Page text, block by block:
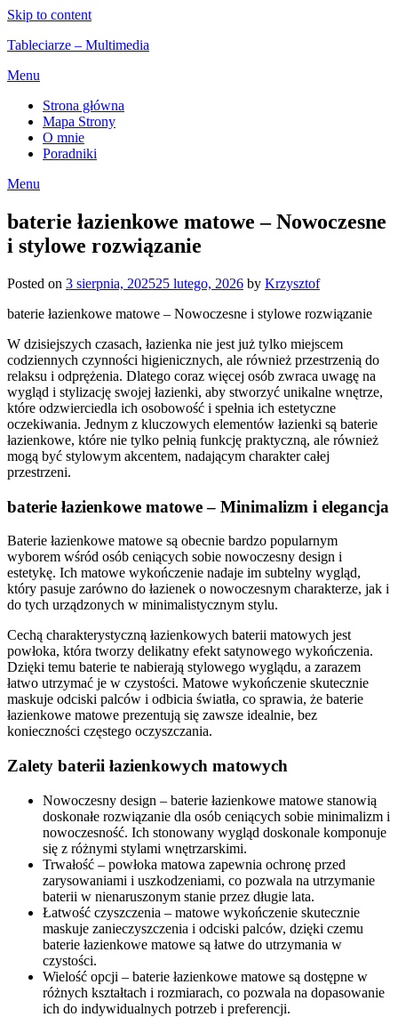
Skip to content
Tableciarze – Multimedia
Menu
Strona główna
Mapa Strony
O mnie
Poradniki
Menu
baterie łazienkowe matowe – Nowoczesne
i stylowe rozwiązanie
Posted on 3 sierpnia, 202525 lutego, 2026 by Krzysztof
baterie łazienkowe matowe – Nowoczesne i stylowe rozwiązanie
W dzisiejszych czasach, łazienka nie jest już tylko miejscem
codziennych czynności higienicznych, ale również przestrzenią do
relaksu i odprężenia. Dlatego coraz więcej osób zwraca uwagę na
wygląd i stylizację swojej łazienki, aby stworzyć unikalne wnętrze,
które odzwierciedla ich osobowość i spełnia ich estetyczne
oczekiwania. Jednym z kluczowych elementów łazienki są baterie
łazienkowe, które nie tylko pełnią funkcję praktyczną, ale również
mogą być stylowym akcentem, nadającym charakter całej
przestrzeni.
baterie łazienkowe matowe – Minimalizm i elegancja
Baterie łazienkowe matowe są obecnie bardzo popularnym
wyborem wśród osób ceniących sobie nowoczesny design i
estetykę. Ich matowe wykończenie nadaje im subtelny wygląd,
który pasuje zarówno do łazienek o nowoczesnym charakterze, jak i
do tych urządzonych w minimalistycznym stylu.
Cechą charakterystyczną łazienkowych baterii matowych jest
powłoka, która tworzy delikatny efekt satynowego wykończenia.
Dzięki temu baterie te nabierają stylowego wyglądu, a zarazem
łatwo utrzymać je w czystości. Matowe wykończenie skutecznie
maskuje odciski palców i odbicia światła, co sprawia, że baterie
łazienkowe matowe prezentują się zawsze idealnie, bez
konieczności częstego oczyszczania.
Zalety baterii łazienkowych matowych
Nowoczesny design – baterie łazienkowe matowe stanowią
doskonałe rozwiązanie dla osób ceniących sobie minimalizm i
nowoczesność. Ich stonowany wygląd doskonale komponuje
się z różnymi stylami wnętrzarskimi.
Trwałość – powłoka matowa zapewnia ochronę przed
zarysowaniami i uszkodzeniami, co pozwala na utrzymanie
baterii w nienaruszonym stanie przez długie lata.
Łatwość czyszczenia – matowe wykończenie skutecznie
maskuje zanieczyszczenia i odciski palców, dzięki czemu
baterie łazienkowe matowe są łatwe do utrzymania w
czystości.
Wielość opcji – baterie łazienkowe matowe są dostępne w
różnych kształtach i rozmiarach, co pozwala na dopasowanie
ich do indywidualnych potrzeb i preferencji.